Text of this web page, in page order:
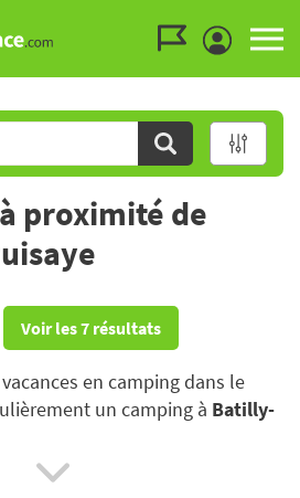
proximité de
Voir les 7 résultats
en camping dans le
un camping à Batilly-